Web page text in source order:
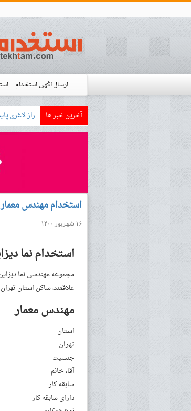
ارسال آگهی استخدام
استخدام شده ها
آموزش
آخرین خبر ها بازار کار
استخدام مهندس
۱۶ شهریور ۱۴۰۰
استخدام نما
علاقمند، ساکن استان‌
مهندس معمار
استان
تهران
جنسیت
آقا، خانم
سابقه کار
دارای سابقه کار